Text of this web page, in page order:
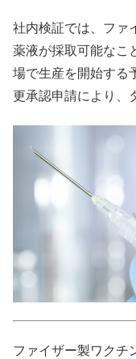
社内検証では、ファ
薬液が採取可能なこ
場で生産を開始する
更承認申請により、
ファイザー製ワクチ